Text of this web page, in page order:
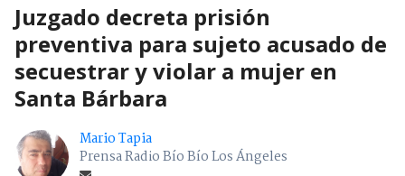
Juzgado decreta prisión
preventiva para sujeto acusado de
secuestrar y violar a mujer en
Santa Bárbara
Mario Tapia
Prensa Radio Bío Bío Los Ángeles